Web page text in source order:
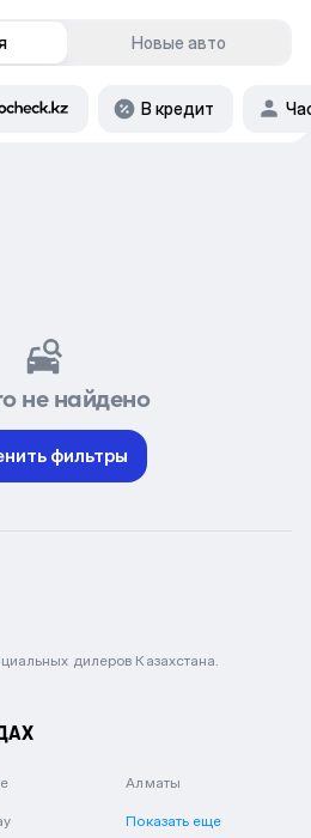
Новые авто
В кредит
не найдено
фильтры
дилеров Казахстана.
Алматы
Показать еще